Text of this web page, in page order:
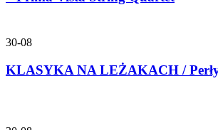
30-08
KLASYKA NA LEŻAKACH /